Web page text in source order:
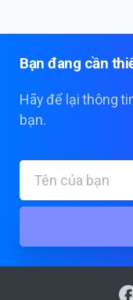
Bạn đang cần
Hãy để lại thông
bạn.